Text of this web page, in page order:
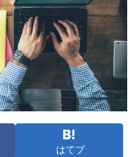
はてブ